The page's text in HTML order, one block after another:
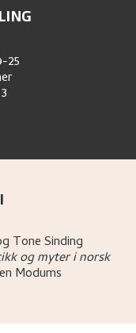
25
3
Tone Sinding
og myter i norsk
Modums